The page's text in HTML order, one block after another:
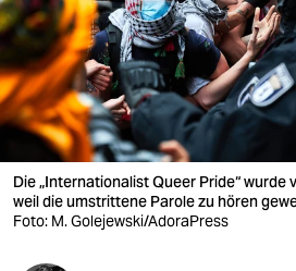
verlag
verlag
veranstaltungen
shop
fragen & hilfe
unterstützen
Die „Internationalist Queer Pride“ wurde
weil die umstrittene Parole zu hören
Foto: M. Golejewski/AdoraPress